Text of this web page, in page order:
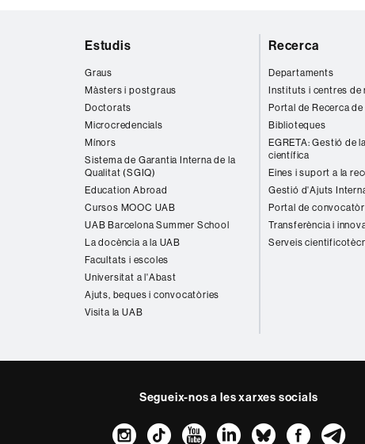
Estudis
Graus
Màsters i postgraus
Doctorats
Microcredencials
Mínors
Sistema de Garantia Interna de la
Qualitat (SGIQ)
Education Abroad
Cursos MOOC UAB
UAB Barcelona Summer School
La docència a la UAB
Facultats i escoles
Universitat a l'Abast
Ajuts, beques i convocatòries
Visita la UAB
Recerca
Departaments
Instituts i centres de
Portal de Recerca de
Biblioteques
EGRETA: Gestió de
científica
Eines i suport a la
Gestió d'Ajuts
Portal de
Transferència i
Serveis
Segueix-nos a les xarxes socials
Instagram
TikTokYouTube
LinkedIn
Bluesky